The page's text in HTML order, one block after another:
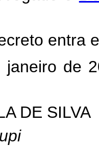
entra
janeiro de
DE SILVA